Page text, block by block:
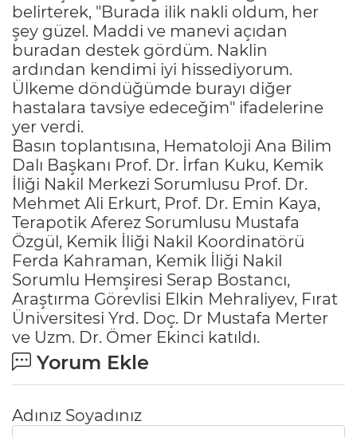
belirterek, "Burada ilik nakli oldum, her
şey güzel. Maddi ve manevi açıdan
buradan destek gördüm. Naklin
ardından kendimi iyi hissediyorum.
Ülkeme döndüğümde burayı diğer
hastalara tavsiye edeceğim" ifadelerine
yer verdi.
Basın toplantısına, Hematoloji Ana Bilim
Dalı Başkanı Prof. Dr. İrfan Kuku, Kemik
İliği Nakil Merkezi Sorumlusu Prof. Dr.
Mehmet Ali Erkurt, Prof. Dr. Emin Kaya,
Terapotik Aferez Sorumlusu Mustafa
Özgül, Kemik İliği Nakil Koordinatörü
Ferda Kahraman, Kemik İliği Nakil
Sorumlu Hemşiresi Serap Bostancı,
Araştırma Görevlisi Elkin Mehraliyev, Fırat
Üniversitesi Yrd. Doç. Dr Mustafa Merter
ve Uzm. Dr. Ömer Ekinci katıldı.
Yorum Ekle
Adınız Soyadınız